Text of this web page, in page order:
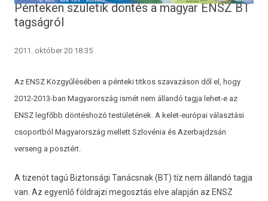
Pénteken születik döntés a magyar ENSZ BT
tagságról
2011. október 20 18:35
Az ENSZ Közgyűlésében a pénteki titkos szavazáson dől el, hogy
2012-2013-ban Magyarország ismét nem állandó tagja lehet-e az
ENSZ legfőbb döntéshozó testületének. A kelet-európai választási
csoportból Magyarország mellett Szlovénia és Azerbajdzsán
verseng a posztért.
A tizenöt tagú Biztonsági Tanácsnak (BT) tíz nem állandó tagja
van. Az egyenlő földrajzi megosztás elve alapján az ENSZ